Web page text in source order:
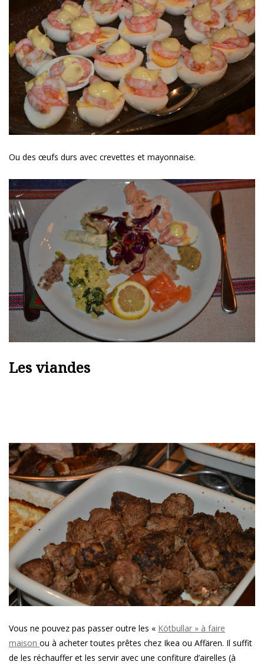
Ou des œufs durs avec crevettes et mayonnaise.
Les viandes
Vous ne pouvez pas passer outre les « Kötbullar » à faire
maison ou à acheter toutes prêtes chez Ikea ou Affären. Il suffit
de les réchauffer et les servir avec une confiture d’airelles (à